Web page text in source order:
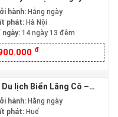
Hà Nội bằng Tàu Hỏa
hành: Hằng ngày
phát: Hà Nội
ngày: 14 ngày 13 đêm
đ
lịch Biển Lăng Cô –
An – Hải Vân quan
Vân) – từ Huế
hành: Hằng ngày
phát: Huế